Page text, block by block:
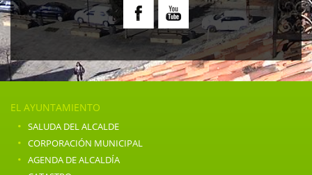
EL AYUNTAMIENTO
· SALUDA DEL ALCALDE
· CORPORACIÓN MUNICIPAL
· AGENDA DE ALCALDÍA